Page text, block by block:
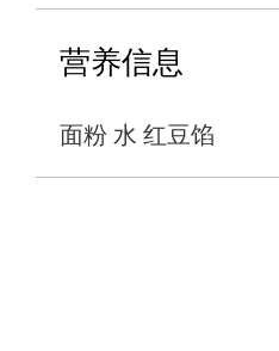
营养信息
面粉 水 红豆馅